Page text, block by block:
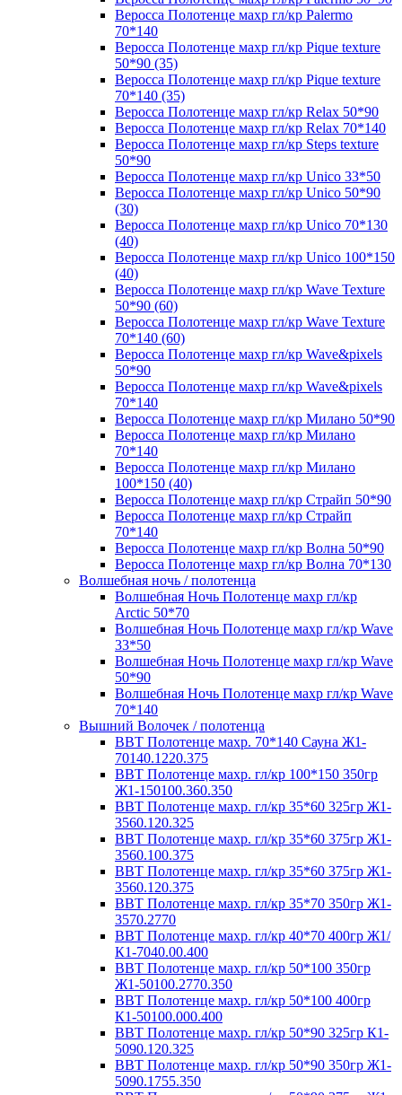
Веросса Полотенце махр гл/кр Palermo
70*140
Веросса Полотенце махр гл/кр Pique texture
50*90 (35)
Веросса Полотенце махр гл/кр Pique texture
70*140 (35)
Веросса Полотенце махр гл/кр Relax 50*90
Веросса Полотенце махр гл/кр Relax 70*140
Веросса Полотенце махр гл/кр Steps texture
50*90
Веросса Полотенце махр гл/кр Unico 33*50
Веросса Полотенце махр гл/кр Unico 50*90
(30)
Веросса Полотенце махр гл/кр Unico 70*130
(40)
Веросса Полотенце махр гл/кр Unico 100*150
(40)
Веросса Полотенце махр гл/кр Wave Texture
50*90 (60)
Веросса Полотенце махр гл/кр Wave Texture
70*140 (60)
Веросса Полотенце махр гл/кр Wave&pixels
50*90
Веросса Полотенце махр гл/кр Wave&pixels
70*140
Веросса Полотенце махр гл/кр Милано 50*90
Веросса Полотенце махр гл/кр Милано
70*140
Веросса Полотенце махр гл/кр Милано
100*150 (40)
Веросса Полотенце махр гл/кр Страйп 50*90
Веросса Полотенце махр гл/кр Страйп
70*140
Веросса Полотенце махр гл/кр Волна 50*90
Веросса Полотенце махр гл/кр Волна 70*130
Волшебная ночь / полотенца
Волшебная Ночь Полотенце махр гл/кр
Arctic 50*70
Волшебная Ночь Полотенце махр гл/кр Wave
33*50
Волшебная Ночь Полотенце махр гл/кр Wave
50*90
Волшебная Ночь Полотенце махр гл/кр Wave
70*140
Вышний Волочек / полотенца
ВВТ Полотенце махр. 70*140 Сауна Ж1-
70140.1220.375
ВВТ Полотенце махр. гл/кр 100*150 350гр
Ж1-150100.360.350
ВВТ Полотенце махр. гл/кр 35*60 325гр Ж1-
3560.120.325
ВВТ Полотенце махр. гл/кр 35*60 375гр Ж1-
3560.100.375
ВВТ Полотенце махр. гл/кр 35*60 375гр Ж1-
3560.120.375
ВВТ Полотенце махр. гл/кр 35*70 350гр Ж1-
3570.2770
ВВТ Полотенце махр. гл/кр 40*70 400гр Ж1/
К1-7040.00.400
ВВТ Полотенце махр. гл/кр 50*100 350гр
Ж1-50100.2770.350
ВВТ Полотенце махр. гл/кр 50*100 400гр
К1-50100.000.400
ВВТ Полотенце махр. гл/кр 50*90 325гр К1-
5090.120.325
ВВТ Полотенце махр. гл/кр 50*90 350гр Ж1-
5090.1755.350